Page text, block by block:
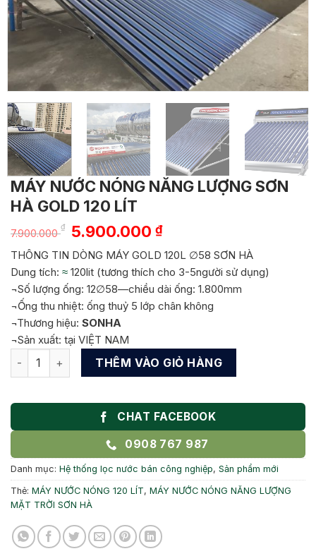
MÁY NƯỚC NÓNG NĂNG LƯỢNG SƠN
HÀ GOLD 120 LÍT
7.900.000
₫
Giá
gốc
là:
7.900.000 ₫.
5.900.000₫Giá
hiện
tại
là:
5.900.000 ₫.
THÔNG TIN DÒNG MÁY GOLD 120L ∅58 SƠN HÀ
Dung tích: ≈ 120lit (tương thích cho 3-5người sử dụng)
¬Số lượng ống: 12∅58—chiều dài ống: 1.800mm
¬Ống thu nhiệt: ống thuỷ 5 lớp chân không
¬Thương hiệu: SONHA
¬Sản xuất: tại VIỆT NAM
MÁY NƯỚC NÓNG NĂNG LƯỢNG SƠN HÀ GOLD 120 LÍT số
THÊM VÀO GIỎ HÀNG
CHAT FACEBOOK
0908 767 987
Danh mục: Hệ thống lọc nước bán công nghiệp, Sản phẩm mới
Thẻ: MÁY NƯỚC NÓNG 120 LÍT, MÁY NƯỚC NÓNG NĂNG LƯỢNG
MẶT TRỜI SƠN HÀ